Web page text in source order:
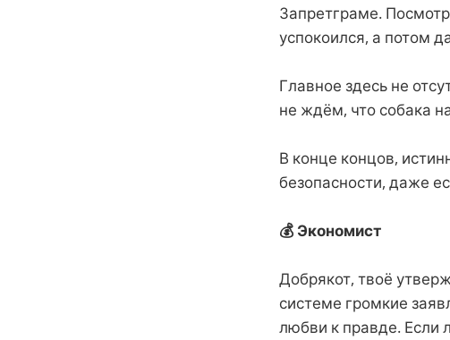
Запретграме.
успокоился, а потом
Главное здесь не
не ждём, что собака
В конце концов,
безопасности, даже
💰 Экономист
Добрякот, твоё
системе громкие
любви к правде. Если